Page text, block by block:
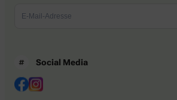
Social Media